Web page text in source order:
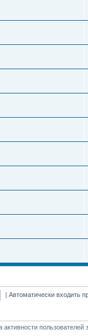
|Автоматически входить
активности пользователей